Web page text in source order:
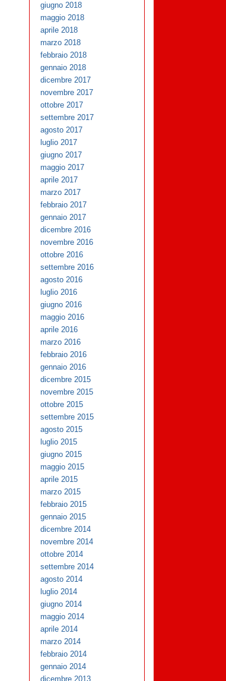
giugno 2018
maggio 2018
aprile 2018
marzo 2018
febbraio 2018
gennaio 2018
dicembre 2017
novembre 2017
ottobre 2017
settembre 2017
agosto 2017
luglio 2017
giugno 2017
maggio 2017
aprile 2017
marzo 2017
febbraio 2017
gennaio 2017
dicembre 2016
novembre 2016
ottobre 2016
settembre 2016
agosto 2016
luglio 2016
giugno 2016
maggio 2016
aprile 2016
marzo 2016
febbraio 2016
gennaio 2016
dicembre 2015
novembre 2015
ottobre 2015
settembre 2015
agosto 2015
luglio 2015
giugno 2015
maggio 2015
aprile 2015
marzo 2015
febbraio 2015
gennaio 2015
dicembre 2014
novembre 2014
ottobre 2014
settembre 2014
agosto 2014
luglio 2014
giugno 2014
maggio 2014
aprile 2014
marzo 2014
febbraio 2014
gennaio 2014
dicembre 2013